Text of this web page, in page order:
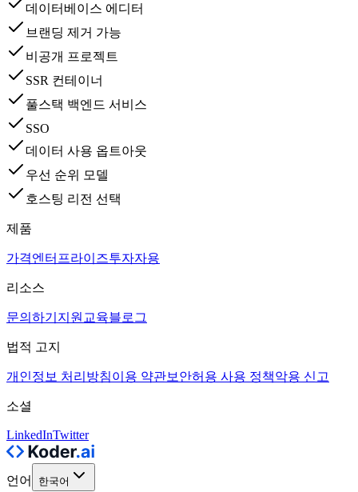
데이터베이스 에디터
브랜딩 제거 가능
비공개 프로젝트
SSR 컨테이너
풀스택 백엔드 서비스
SSO
데이터 사용 옵트아웃
우선 순위 모델
호스팅 리전 선택
제품
가격엔터프라이즈투자자용
리소스
문의하기 지원 교육블로그
법적 고지
개인정보 처리방침이용 약관보안허용 사용 정책악용 신고
소셜
LinkedInTwitter
언어 한국어